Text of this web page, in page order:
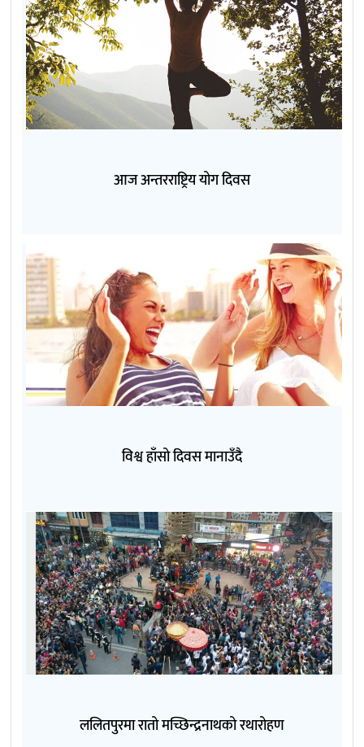
आज अन्तरराष्ट्रिय योग दिवस
विश्व हाँसो दिवस मानाउँदै
ललितपुरमा रातो मच्छिन्द्रनाथको रथारोहण